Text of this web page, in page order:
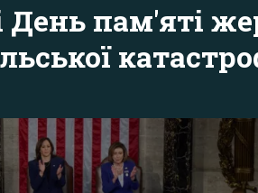
День пам'яті